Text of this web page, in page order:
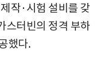
작·시험 설비를 갖
스터빈의 정격 부하
했다.